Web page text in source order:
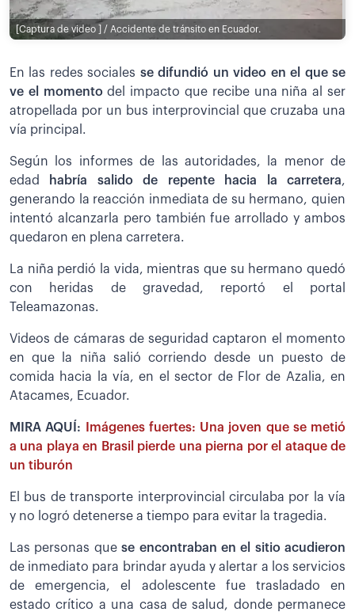
[Captura de video ] / Accidente de tránsito en Ecuador.
En las redes sociales se difundió un video en el que se
ve el momentodel impacto que recibe una niña al ser
atropellada por un bus interprovincial que cruzaba una
vía principal.
Según los informes de las autoridades, la menor de
edad
habría salido de repente hacia la carretera,
generando la reacción inmediata de su hermano, quien
intentó alcanzarla pero también fue arrollado y ambos
quedaron en plena carretera.
La niña perdió la vida, mientras que su hermano quedó
con heridas de gravedad, reportó el portal
Teleamazonas.
Videos de cámaras de seguridad captaron el momento
en que la niña salió corriendo desde un puesto de
comida hacia la vía, en el sector de Flor de Azalia, en
Atacames, Ecuador.
MIRA AQUÍ:
Imágenes fuertes: Una joven que se metió
a una playa en Brasil pierde una pierna por el ataque de
un tiburón
El bus de transporte interprovincial circulaba por la vía
y no logró detenerse a tiempo para evitar la tragedia.
Las personas quese encontraban en el sitio acudieron
de inmediato para brindar ayuda y alertar a los servicios
de emergencia, el adolescente fue trasladado en
estado crítico a una casa de salud, donde permanece